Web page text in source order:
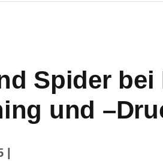
Spider
und